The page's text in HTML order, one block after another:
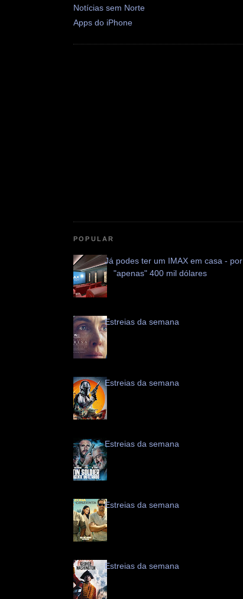
Notícias sem Norte
Apps do iPhone
POPULAR
Já podes ter um IMAX em casa - por
"apenas" 400 mil dólares
Estreias da semana
Estreias da semana
Estreias da semana
Estreias da semana
Estreias da semana